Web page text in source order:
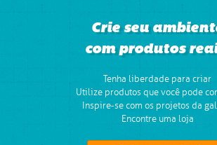
Crie seu
com produtos
Tenha liberdade para criar
Utilize produtos que você pode
Inspire-se com os projetos da
Encontre uma loja